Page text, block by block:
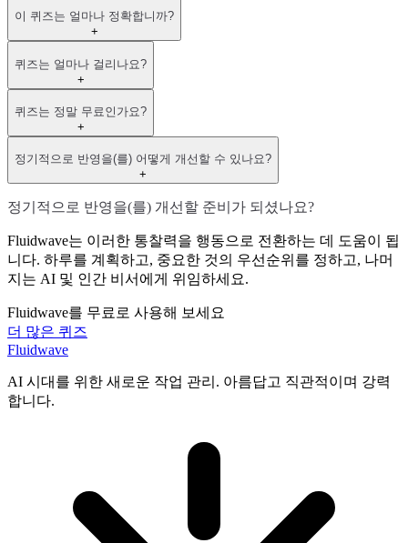
이 퀴즈는 얼마나 정확합니까?
+
퀴즈는 얼마나 걸리나요?
+
퀴즈는 정말 무료인가요?
+
정기적으로 반영을(를) 어떻게 개선할 수 있나요?
+
정기적으로 반영을(를) 개선할 준비가 되셨나요?
Fluidwave는 이러한 통찰력을 행동으로 전환하는 데 도움이 됩
니다. 하루를 계획하고, 중요한 것의 우선순위를 정하고, 나머
지는 AI 및 인간 비서에게 위임하세요.
Fluidwave를 무료로 사용해 보세요
더 많은 퀴즈
Fluidwave
AI 시대를 위한 새로운 작업 관리. 아름답고 직관적이며 강력
합니다.